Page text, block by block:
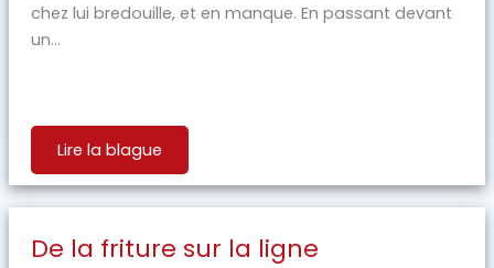
chez lui bredouille, et en manque. En passant devant
un...
Lire la blague
De la friture sur la ligne